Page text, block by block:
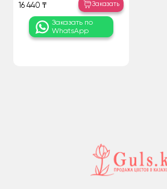
16 440 ₸ Заказать
Заказать по
WhatsApp